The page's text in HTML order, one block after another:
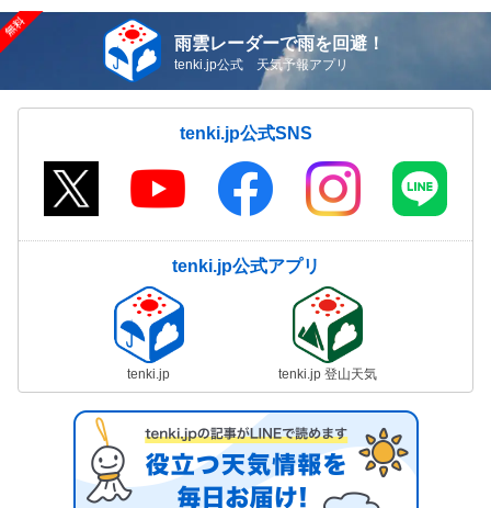
雨雲レーダーで雨を回避！
tenki.jp公式 天気予報アプリ
tenki.jp公式SNS
tenki.jp公式アプリ
tenki.jp tenki.jp 登山天気